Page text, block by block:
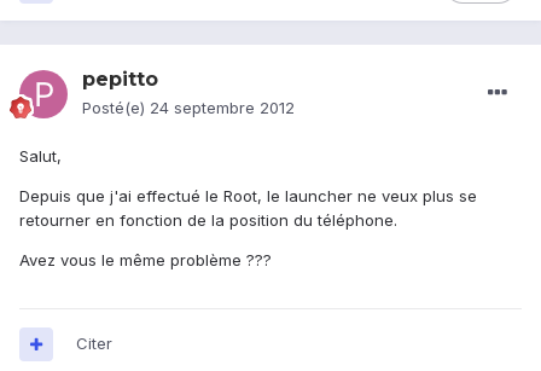
pepitto
Posté(e) 24 septembre 2012
Salut,
Depuis que j'ai effectué le Root, le launcher ne veux plus se
retourner en fonction de la position du téléphone.
Avez vous le même problème ???
Citer